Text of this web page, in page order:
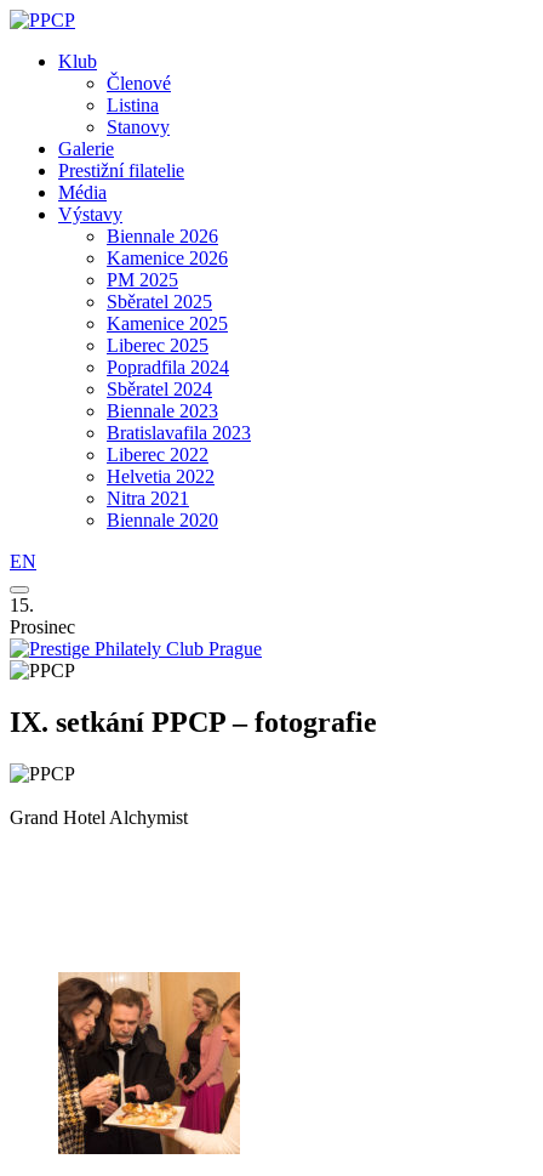
Skip
contentKlub
Členové
Listina
Stanovy
Galerie
Prestižní filatelie
Média
Výstavy
Biennale 2026
Kamenice 2026
PM 2025
Sběratel 2025
Kamenice 2025
Liberec 2025
Popradfila 2024
Sběratel 2024
Biennale 2023
Bratislavafila 2023
Liberec 2022
Helvetia 2022
Nitra 2021
Biennale 2020
EN
15.
Prosinec
IX. setkání PPCP – fotografie
Grand Hotel Alchymist